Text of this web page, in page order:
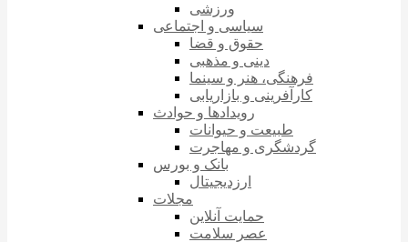
ورزشی
سیاسی و اجتماعی
حقوق و قضا
دینی و مذهبی
فرهنگی، هنر و سینما
کارآفرینی و بازاریابی
رویدادها و حوادث
طبیعت و حیوانات
گردشگری و مهاجرت
بانک و بورس
ارزدیجیتال
مجلات
حمایت آنلاین
عصر سلامت